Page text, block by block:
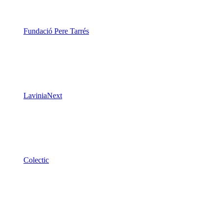
Fundació Pere Tarrés
LaviniaNext
Colectic